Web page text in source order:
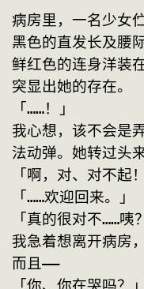
病房里，一名少女
黑色的直发长及腰
鲜红色的连身洋装
突显出她的存在。
「……！」
我心想，该不会是
法动弹。她转过头
「啊，对、对不起
「……欢迎回来。」
「真的很对不……咦
我急着想离开病房
而且——
「你、你在哭吗？」